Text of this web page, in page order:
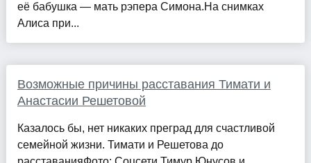
её бабушка — мать рэпера Симона.На снимках
Алиса при...
Возможные причины расставания Тимати и
Анастасии Решетовой
Казалось бы, нет никаких преград для счастливой
семейной жизни. Тимати и Решетова до